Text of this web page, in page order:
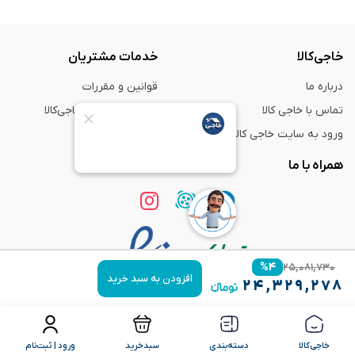
خاجی‌کالا دسته‌بندی سبدخرید ورود | ثبت‌نام
۲۵,۰۸۱,۷۳۰ ۴%
۲۴,۳۲۹,۲۷۸ افزودن به سبد خرید
خاجی‌کالا
درباره ما
تماس با خاجی کالا
ورود به سایت خاجی‌ کالا
خدمات مشتریان
قوانین و مقررات
راهنمای خرید از خاجی‌کالا
همراه با ما
استفاده از مطالب فروشگاه اینترنتی خاجی‌ کالا
فقط برای مقاصد غیر تجاری و با ذکر
منبع بلامانع است.